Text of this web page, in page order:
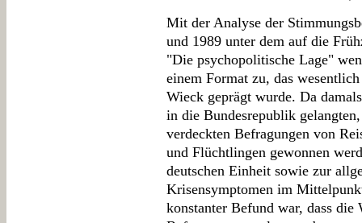
Mit der Analyse der
und 1989 unter dem auf die
"Die psychopolitische Lage"
einem Format zu, das
Wieck geprägt wurde. Da
in die Bundesrepublik
verdeckten Befragungen von
und Flüchtlingen gewonnen
deutschen Einheit sowie zur
Krisensymptomen im
konstanter Befund war, dass